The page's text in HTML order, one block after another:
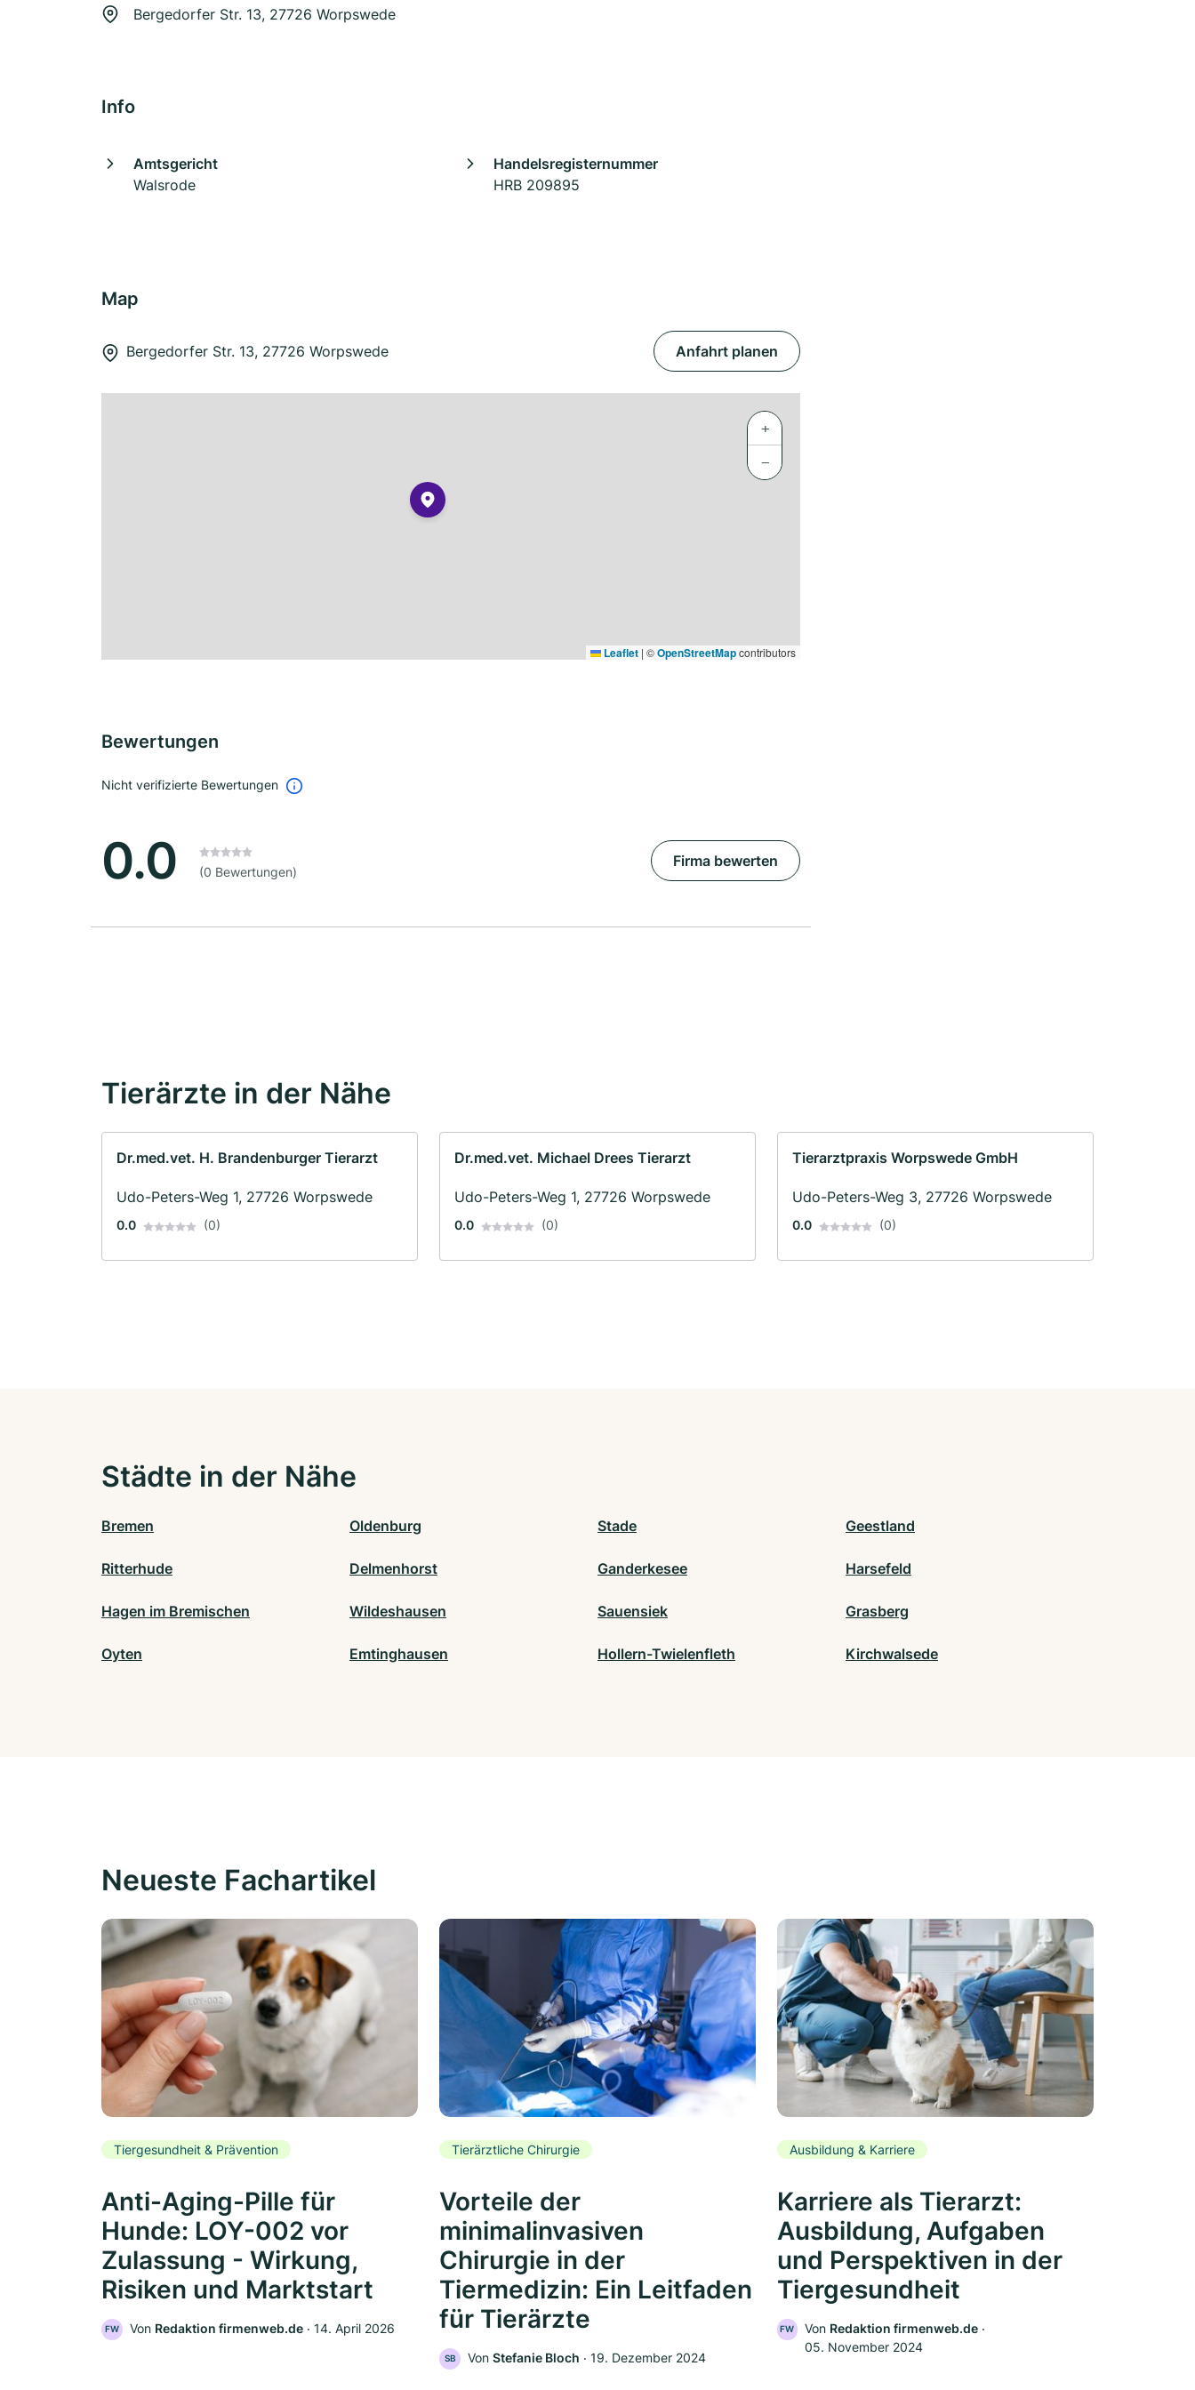
Bergedorfer Str. 13, 27726 Worpswede
Info
Amtsgericht
Walsrode
Handelsregisternummer
HRB 209895
Map
Bergedorfer Str. 13, 27726 Worpswede Anfahrt planen
+
−
Leaflet | ©OpenStreetMapcontributors
Bewertungen
Nicht verifizierte Bewertungen
0.0 (0 Bewertungen)
Firma bewerten
Tierärzte in der Nähe
Dr.med.vet. H. Brandenburger Tierarzt
Udo-Peters-Weg 1, 27726 Worpswede
0.0 (0)
Dr.med.vet. Michael Drees Tierarzt
Udo-Peters-Weg 1, 27726 Worpswede
0.0 (0)
Tierarztpraxis Worpswede GmbH
Udo-Peters-Weg 3, 27726 Worpswede
0.0 (0)
Städte in der Nähe
Bremen Oldenburg Stade Geestland
Ritterhude Delmenhorst Ganderkesee Harsefeld
Hagen im Bremischen Wildeshausen Sauensiek Grasberg
Oyten Emtinghausen Hollern-Twielenfleth Kirchwalsede
Neueste Fachartikel
Tiergesundheit & Prävention
Anti-Aging-Pille für
Hunde: LOY-002 vor
Zulassung - Wirkung,
Risiken und Marktstart
FW Von Redaktion firmenweb.de ‧ 14. April 2026
Tierärztliche Chirurgie
Vorteile der
minimalinvasiven
Chirurgie in der
Tiermedizin: Ein Leitfaden
für Tierärzte
SB Von Stefanie Bloch ‧ 19. Dezember 2024
Ausbildung & Karriere
Karriere als Tierarzt:
Ausbildung, Aufgaben
und Perspektiven in der
Tiergesundheit
FW Von Redaktion firmenweb.de‧
05. November 2024